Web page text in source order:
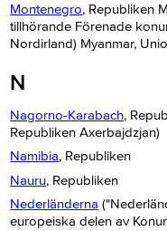
Montenegro, Republiken
tillhörande Förenade
Nordirland) Myanmar,
N
Nagorno-Karabach,
Republiken Axerbajdzjan)
Namibia, Republiken
Nauru, Republiken
Nederländerna
europeiska delen av